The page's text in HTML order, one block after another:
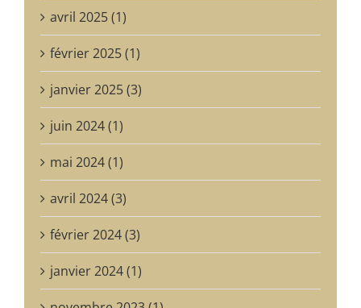
avril 2025 (1)
février 2025 (1)
janvier 2025 (3)
juin 2024 (1)
mai 2024 (1)
avril 2024 (3)
février 2024 (3)
janvier 2024 (1)